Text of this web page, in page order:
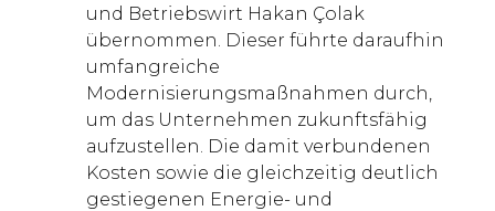
und Betriebswirt Hakan Çolak
übernommen. Dieser führte daraufhin
umfangreiche
Modernisierungsmaßnahmen durch,
um das Unternehmen zukunftsfähig
aufzustellen. Die damit verbundenen
Kosten sowie die gleichzeitig deutlich
gestiegenen Energie- und